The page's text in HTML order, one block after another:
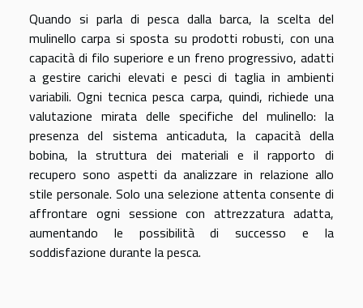
Quando si parla di pesca dalla barca, la scelta del
mulinello carpa si sposta su prodotti robusti, con una
capacità di filo superiore e un freno progressivo, adatti
a gestire carichi elevati e pesci di taglia in ambienti
variabili. Ogni tecnica pesca carpa, quindi, richiede una
valutazione mirata delle specifiche del mulinello: la
presenza del sistema anticaduta, la capacità della
bobina, la struttura dei materiali e il rapporto di
recupero sono aspetti da analizzare in relazione allo
stile personale. Solo una selezione attenta consente di
affrontare ogni sessione con attrezzatura adatta,
aumentando le possibilità di successo e la
soddisfazione durante la pesca.